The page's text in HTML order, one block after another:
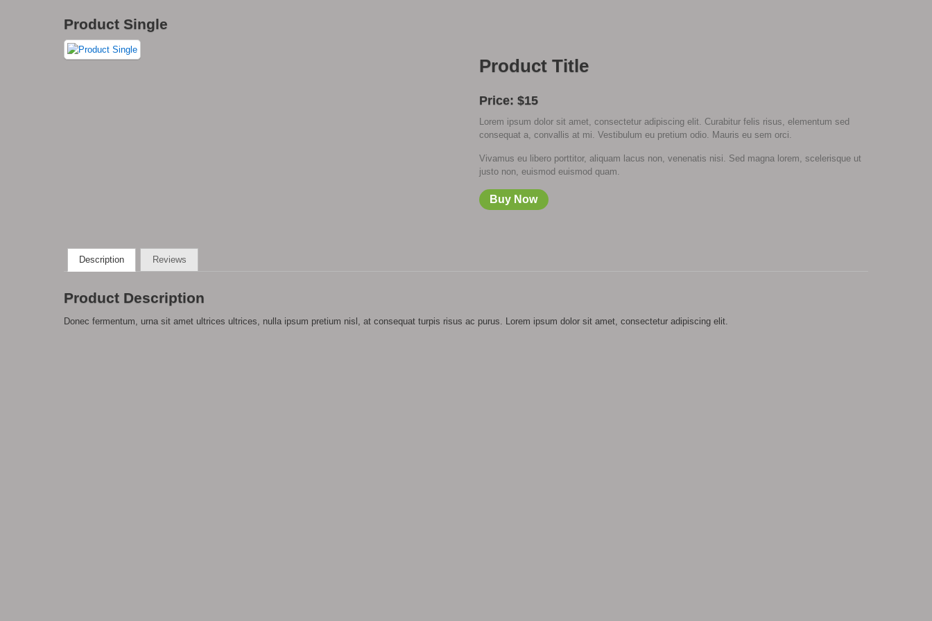
Product Single
Product Title
Price: $15
Lorem ipsum dolor sit amet, consectetur adipiscing elit. Curabitur felis risus, elementum sed
consequat a, convallis at mi. Vestibulum eu pretium odio. Mauris eu sem orci.
Vivamus eu libero porttitor, aliquam lacus non, venenatis nisi. Sed magna lorem, scelerisque ut
justo non, euismod euismod quam.
Buy Now
Description Reviews
Product Description
Donec fermentum, urna sit amet ultrices ultrices, nulla ipsum pretium nisl, at consequat turpis risus ac purus. Lorem ipsum dolor sit amet, consectetur adipiscing elit.